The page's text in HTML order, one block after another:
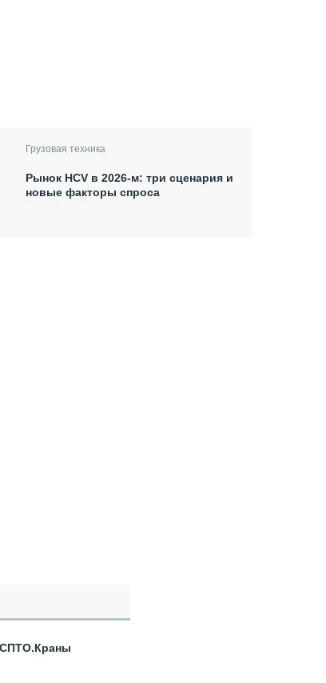
Грузовая техника
Рынок HCV в 2026-м: три сценария и
новые факторы спроса
СПТО.Краны